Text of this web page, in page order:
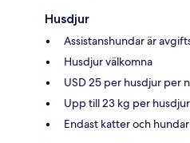
Husdjur
Assistanshundar är
Husdjur välkomna
USD 25 per husdjur per
Upp till 23 kg per husdjur
Endast katter och